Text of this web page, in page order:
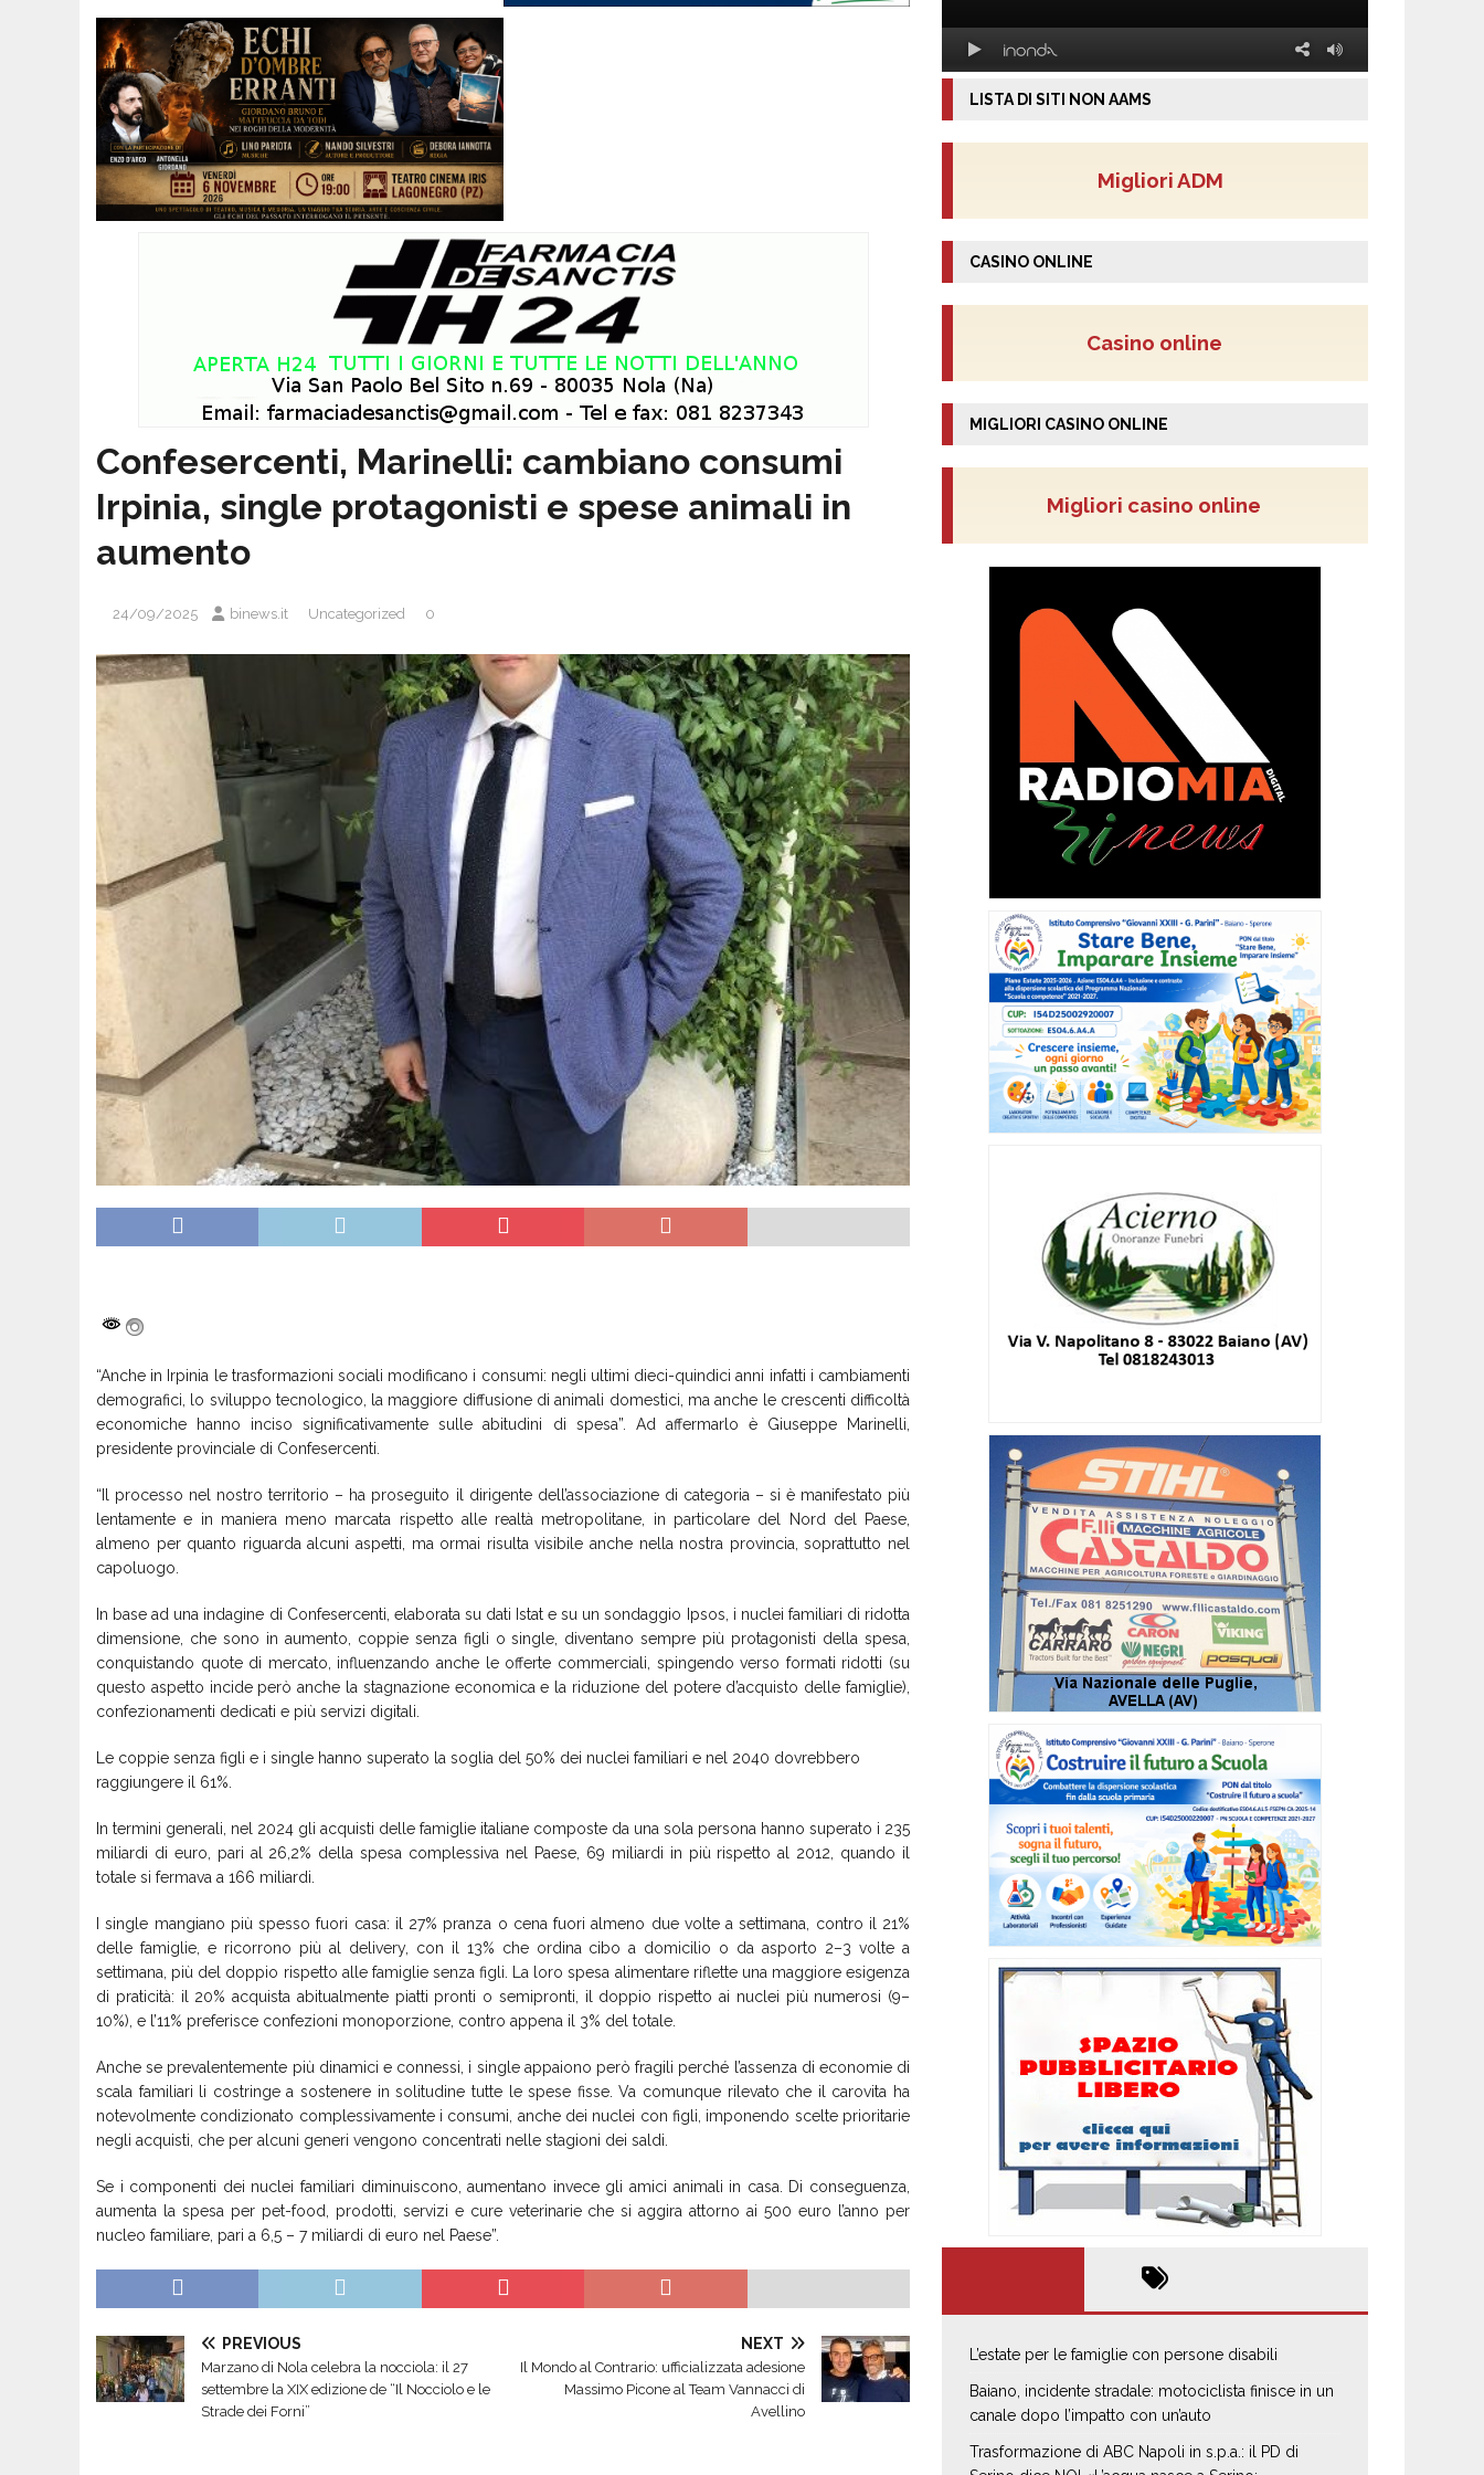
Confesercenti, Marinelli: cambiano consumi
Irpinia, single protagonisti e spese animali in
aumento
24/09/2025 binews.it Uncategorized 0
“Anche in Irpinia le trasformazioni sociali modificano i consumi: negli ultimi dieci-quindici anni infatti i cambiamenti
demografici, lo sviluppo tecnologico, la maggiore diffusione di animali domestici, ma anche le crescenti difficoltà
economiche hanno inciso significativamente sulle abitudini di spesa”. Ad affermarlo è Giuseppe Marinelli,
presidente provinciale di Confesercenti.
“Il processo nel nostro territorio – ha proseguito il dirigente dell’associazione di categoria – si è manifestato più
lentamente e in maniera meno marcata rispetto alle realtà metropolitane, in particolare del Nord del Paese,
almeno per quanto riguarda alcuni aspetti, ma ormai risulta visibile anche nella nostra provincia, soprattutto nel
capoluogo.
In base ad una indagine di Confesercenti, elaborata su dati Istat e su un sondaggio Ipsos, i nuclei familiari di ridotta
dimensione, che sono in aumento, coppie senza figli o single, diventano sempre più protagonisti della spesa,
conquistando quote di mercato, influenzando anche le offerte commerciali, spingendo verso formati ridotti (su
questo aspetto incide però anche la stagnazione economica e la riduzione del potere d’acquisto delle famiglie),
confezionamenti dedicati e più servizi digitali.
Le coppie senza figli e i single hanno superato la soglia del 50% dei nuclei familiari e nel 2040 dovrebbero
raggiungere il 61%.
In termini generali, nel 2024 gli acquisti delle famiglie italiane composte da una sola persona hanno superato i 235
miliardi di euro, pari al 26,2% della spesa complessiva nel Paese, 69 miliardi in più rispetto al 2012, quando il
totale si fermava a 166 miliardi.
I single mangiano più spesso fuori casa: il 27% pranza o cena fuori almeno due volte a settimana, contro il 21%
delle famiglie, e ricorrono più al delivery, con il 13% che ordina cibo a domicilio o da asporto 2–3 volte a
settimana, più del doppio rispetto alle famiglie senza figli. La loro spesa alimentare riflette una maggiore esigenza
di praticità: il 20% acquista abitualmente piatti pronti o semipronti, il doppio rispetto ai nuclei più numerosi (9–
10%), e l’11% preferisce confezioni monoporzione, contro appena il 3% del totale.
Anche se prevalentemente più dinamici e connessi, i single appaiono però fragili perché l’assenza di economie di
scala familiari li costringe a sostenere in solitudine tutte le spese fisse. Va comunque rilevato che il carovita ha
notevolmente condizionato complessivamente i consumi, anche dei nuclei con figli, imponendo scelte prioritarie
negli acquisti, che per alcuni generi vengono concentrati nelle stagioni dei saldi.
Se i componenti dei nuclei familiari diminuiscono, aumentano invece gli amici animali in casa. Di conseguenza,
aumenta la spesa per pet-food, prodotti, servizi e cure veterinarie che si aggira attorno ai 500 euro l’anno per
nucleo familiare, pari a 6,5 – 7 miliardi di euro nel Paese”.
PREVIOUS
Marzano di Nola celebra la nocciola: il 27
settembre la XIX edizione de “Il Nocciolo e le
Strade dei Forni”
NEXT
Il Mondo al Contrario: ufficializzata adesione
Massimo Picone al Team Vannacci di
Avellino
LISTA DI SITI NON AAMS
Migliori ADM
CASINO ONLINE
Casino online
MIGLIORI CASINO ONLINE
Migliori casino online
L’estate per le famiglie con persone disabili
Baiano, incidente stradale: motociclista finisce in un
canale dopo l’impatto con un’auto
Trasformazione di ABC Napoli in s.p.a.: il PD di